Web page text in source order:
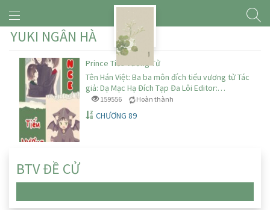
YUKI NGÂN HÀ
Prince Tiểu Vương Tử
Tên Hán Việt: Ba ba môn đích tiểu vương tử Tác
giả: Dạ Mạc Hạ Đích Tạp Đa Lôi Editor:…
159556 Hoàn thành
CHƯƠNG 89
BTV ĐỀ CỬ